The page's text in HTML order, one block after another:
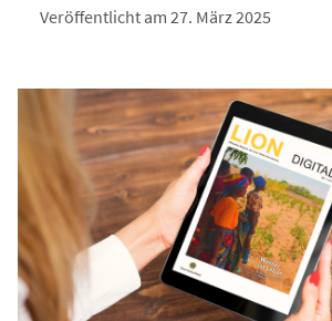
Veröffentlicht am 27. März 2025